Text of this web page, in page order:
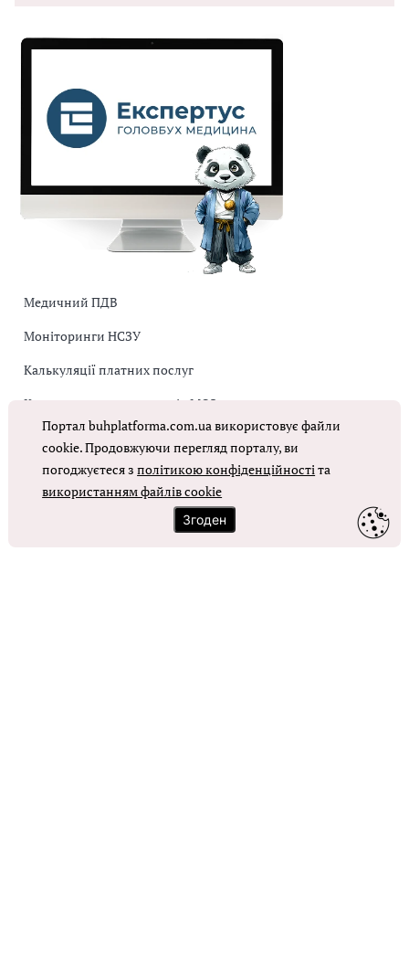
Медичний ПДВ
Моніторинги НСЗУ
Калькуляції платних послуг
Коригувальна накладна від МОЗ
Оплата праці в КНП
ОТРИМАТИ ДОСТУП
Портал buhplatforma.com.ua використовує файли
cookie. Продовжуючи перегляд порталу, ви
погоджуєтеся зполітикою конфіденційностіта
використанням файлів cookie
Згоден